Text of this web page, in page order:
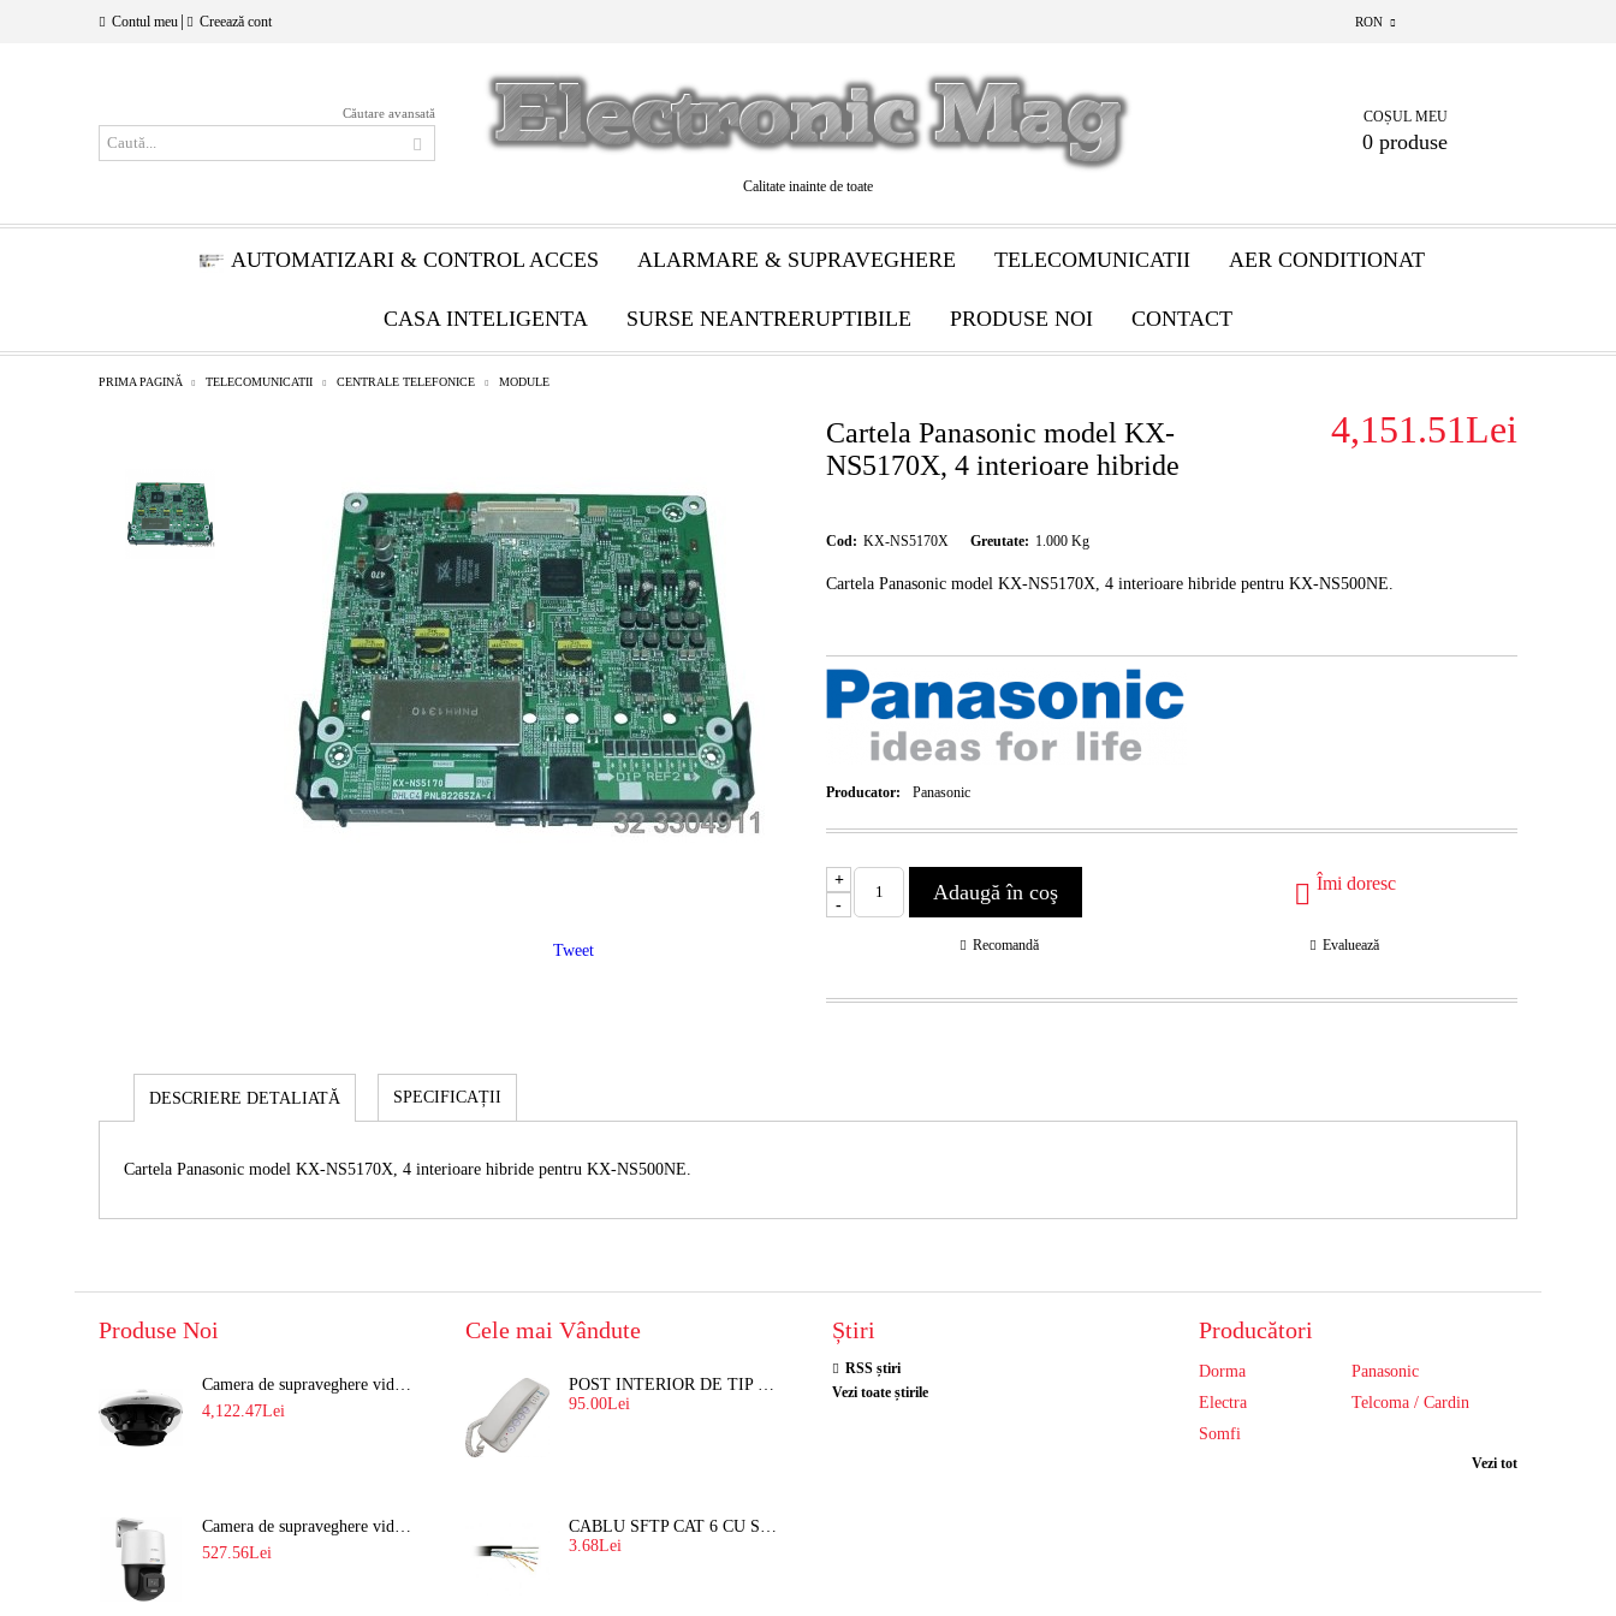
Contul meu Creează cont RON
Căutare avansată
Calitate inainte de toate
COȘUL MEU
0 produse
AUTOMATIZARI & CONTROL ACCES ALARMARE & SUPRAVEGHERE TELECOMUNICATII AER CONDITIONAT
CASA INTELIGENTA SURSE NEANTRERUPTIBILE PRODUSE NOI CONTACT
PRIMA PAGINĂ TELECOMUNICATII CENTRALE TELEFONICE MODULE
Cartela Panasonic model KX-
NS5170X, 4 interioare hibride
4,151.51Lei
Cod: KX-NS5170X Greutate: 1.000 Kg
Cartela Panasonic model KX-NS5170X, 4 interioare hibride pentru KX-NS500NE.
Producator: Panasonic
+
-
Îmi doresc
Recomandă Evaluează
Tweet
DESCRIERE DETALIATĂ SPECIFICAȚII
Cartela Panasonic model KX-NS5170X, 4 interioare hibride pentru KX-NS500NE.
Produse Noi
Camera de supraveghere video 8MP panoramica de exterior(4x2MP Stitched) Navaio NGC-7482PR
4,122.47Lei
Camera de supraveghere video IP PT 4MP cu lumina alba 30M si lentila fixa Hikvision DS-2DE2C400SCG-E F1
527.56Lei
Cele mai Vândute
POST INTERIOR DE TIP TELEFON RESEL, T8018 PENTRU INTERFON DE BLOC
95.00Lei
CABLU SFTP CAT 6 CU SUFA, DE EXTERIOR 8 FIRE X 0,56 MM
3.68Lei
Știri
RSS știri
Vezi toate știrile
Producători
Dorma
Panasonic
Electra
Telcoma / Cardin
Somfi
Vezi tot